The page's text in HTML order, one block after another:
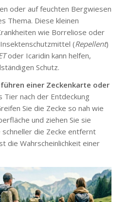
oder auf feuchten Bergwiesen
Thema. Diese kleinen
wie Borreliose oder
(Repellent)
oder Icaridin kann helfen,
Schutz.
einer Zeckenkarte oder
Tier nach der Entdeckung
Sie die Zecke so nah wie
und ziehen Sie sie
schneller die Zecke entfernt
die Wahrscheinlichkeit einer